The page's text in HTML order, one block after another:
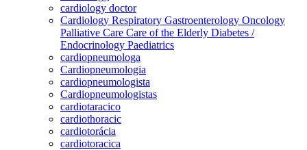
cardiology doctor
Cardiology Respiratory Gastroenterology Oncology
Palliative Care Care of the Elderly Diabetes /
Endocrinology Paediatrics
cardiopneumologa
Cardiopneumologia
cardiopneumologista
Cardiopneumologistas
cardiotaracico
cardiothoracic
cardiotorácia
cardiotoracica